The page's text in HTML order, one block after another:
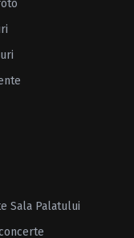
Sala Palatului